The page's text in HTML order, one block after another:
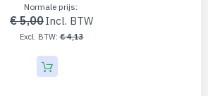
Normale prijs
€ 5,00
€ 4,13